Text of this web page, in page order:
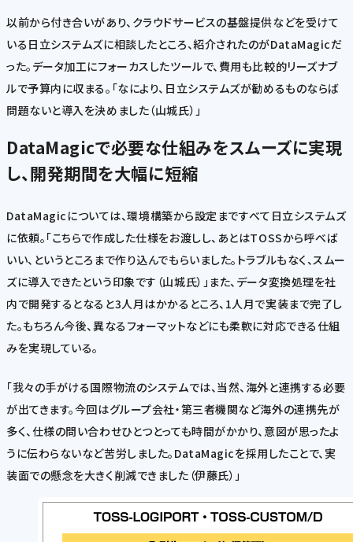
以前から付き合いがあり、クラウドサービスの基盤提供などを受けて
いる日立システムズに相談したところ、紹介されたのがDataMagicだ
った。データ加工にフォーカスしたツールで、費用も比較的リーズナブ
ルで予算内に収まる。「なにより、日立システムズが勧めるものならば
問題ないと導入を決めました（山城氏）」
DataMagicで必要な仕組みをスムーズに実現
し、開発期間を大幅に短縮
DataMagicについては、環境構築から設定まですべて日立システムズ
に依頼。「こちらで作成した仕様をお渡しし、あとはTOSSから呼べば
いい、というところまで作り込んでもらいました。トラブルもなく、スムー
ズに導入できたという印象です（山城氏）」また、データ変換処理を社
内で開発するとなると3人月はかかるところ、1人月で実装まで完了し
た。もちろん今後、異なるフォーマットなどにも柔軟に対応できる仕組
みを実現している。
「我々の手がける国際物流のシステムでは、当然、海外と連携する必要
が出てきます。今回はグループ会社・第三者機関など海外の連携先が
多く、仕様の問い合わせひとつとっても時間がかかり、意図が思ったよ
うに伝わらないなど苦労しました。DataMagicを採用したことで、実
装面での懸念を大きく削減できました（伊藤氏）」